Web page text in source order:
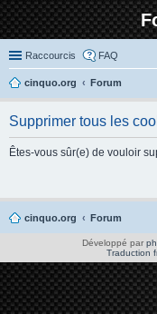
Raccourcis FAQ
cinquo.org
Forum
Supprimer tous les
Êtes-vous sûr(e) de vouloir
cinquo.org Forum
Développé par
Traduction